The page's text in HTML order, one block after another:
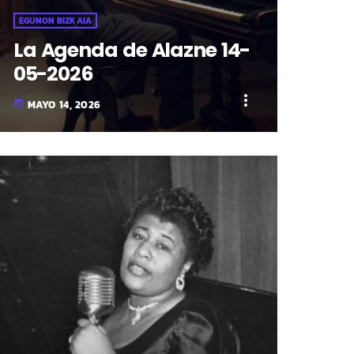
EGUNON BIZKAIA
La Agenda de Alazne 14-
05-2026
today MAYO 14, 2026 more_vert
- Inicio